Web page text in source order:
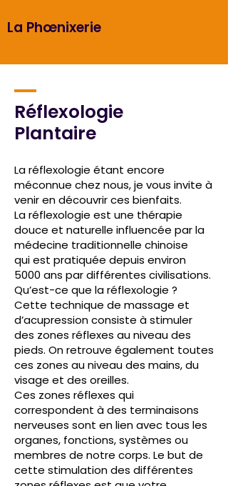
La Phœnixerie
Réflexologie
Plantaire
La réflexologie étant encore
méconnue chez nous, je vous invite à
venir en découvrir ces bienfaits.
La réflexologie est une thérapie
douce et naturelle influencée par la
médecine traditionnelle chinoise
qui est pratiquée depuis environ
5000 ans par différentes civilisations.
Qu’est-ce que la réflexologie ?
Cette technique de massage et
d’acupression consiste à stimuler
des zones réflexes au niveau des
pieds. On retrouve également toutes
ces zones au niveau des mains, du
visage et des oreilles.
Ces zones réflexes qui
correspondent à des terminaisons
nerveuses sont en lien avec tous les
organes, fonctions, systèmes ou
membres de notre corps. Le but de
cette stimulation des différentes